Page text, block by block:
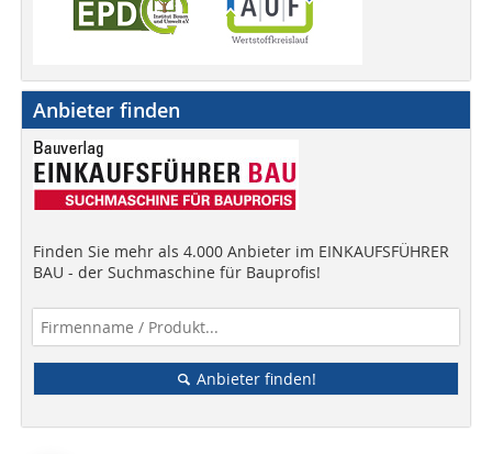
Anbieter finden
Finden Sie mehr als 4.000 Anbieter im EINKAUFSFÜHRER
BAU - der Suchmaschine für Bauprofis!
Anbieter finden!